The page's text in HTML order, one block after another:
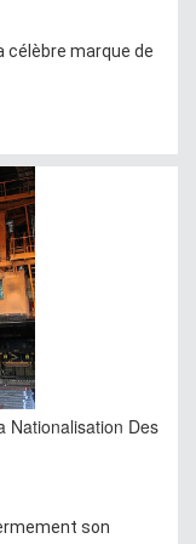
célèbre marque de
Nationalisation Des
son